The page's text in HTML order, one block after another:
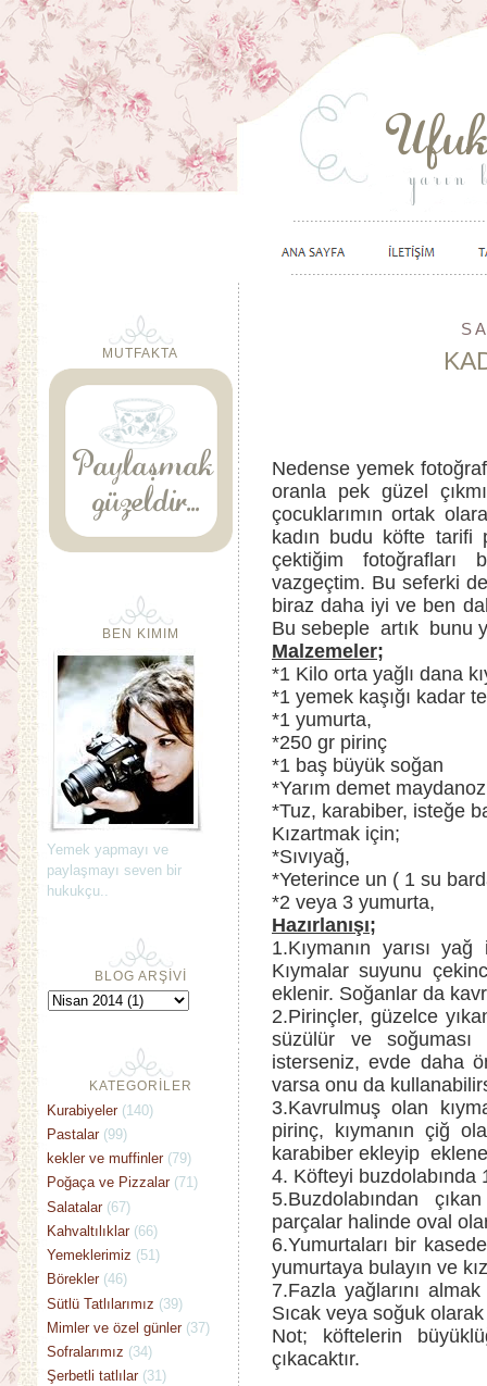
Nedense yemek
oranla pek güzel
çocuklarımın ortak
kadın budu köfte tarifi
çektiğim fotoğrafları
vazgeçtim. Bu seferki
biraz daha iyi ve ben
Bu sebeple artık bunu
Malzemeler;
*1 Kilo orta yağlı dana
*1 yemek kaşığı kadar
*1 yumurta,
*250 gr pirinç
*1 baş büyük soğan
*Yarım demet
*Tuz, karabiber, isteğe
Kızartmak için;
*Sıvıyağ,
*Yeterince un ( 1 su
*2 veya 3 yumurta,
Hazırlanışı;
1.Kıymanın yarısı
Kıymalar suyunu
eklenir. Soğanlar da
2.Pirinçler, güzelce
süzülür ve soğuması
isterseniz, evde daha
varsa onu da
3.Kavrulmuş olan
pirinç, kıymanın çiğ
karabiber ekleyip
4. Köfteyi
5.Buzdolabından
parçalar halinde oval
6.Yumurtaları bir
yumurtaya bulayın ve
7.Fazla yağlarını
Sıcak veya soğuk
Not; köftelerin
çıkacaktır.
MUTFAKTA
BEN KIMIM
Yemek yapmayı ve
paylaşmayı seven bir
hukukçu..
BLOG ARŞİVİ
KATEGORİLER
Kurabiyeler (140)
Pastalar (99)
kekler ve muffinler (79)
Poğaça ve Pizzalar (71)
Salatalar (67)
Kahvaltılıklar (66)
Yemeklerimiz (51)
Börekler (46)
Sütlü Tatlılarımız (39)
Mimler ve özel günler (37)
Sofralarımız (34)
Şerbetli tatlılar (31)